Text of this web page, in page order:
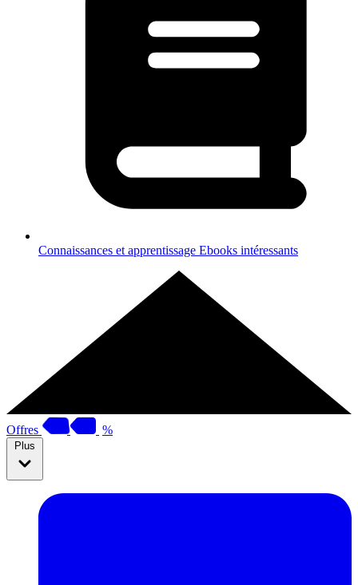
Connaissances et apprentissage Ebooks intéressants
Offres %
Plus